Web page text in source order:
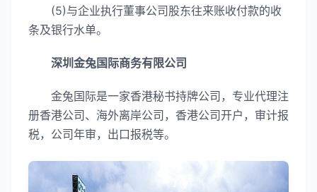
(5)与企业执行董事公司股东往来账收付款的收
条及银行水单。
深圳金兔国际商务有限公司
金兔国际是一家香港秘书持牌公司，专业代理注
册香港公司、海外离岸公司，香港公司开户，审计报
税，公司年审，出口报税等。